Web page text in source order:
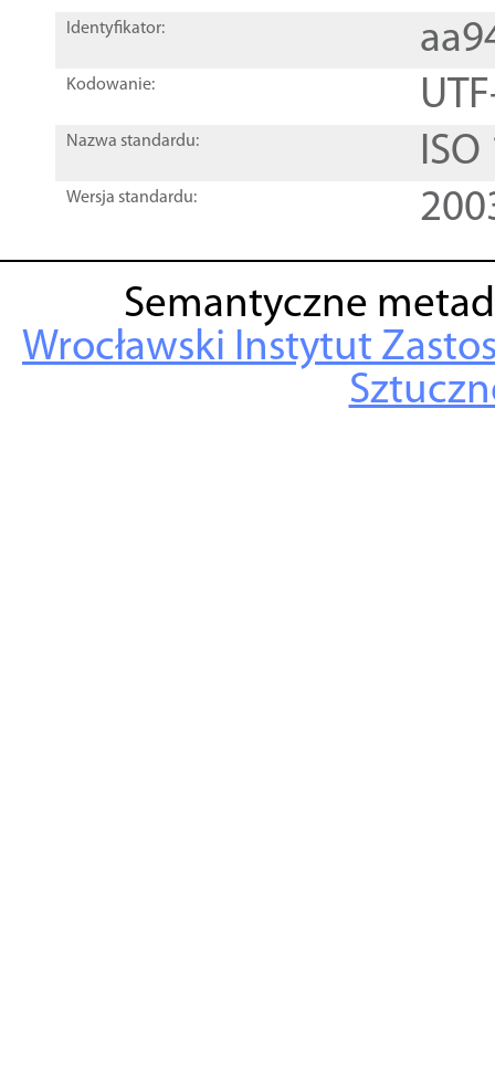
Identyfikator:
Kodowanie:
Nazwa standardu:
Wersja standardu:
Semantyczne
Wrocławski Instytut